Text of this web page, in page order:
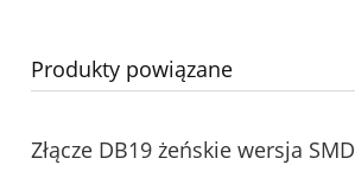
Produkty powiązane
Złącze DB19 żeńskie wersja SMD